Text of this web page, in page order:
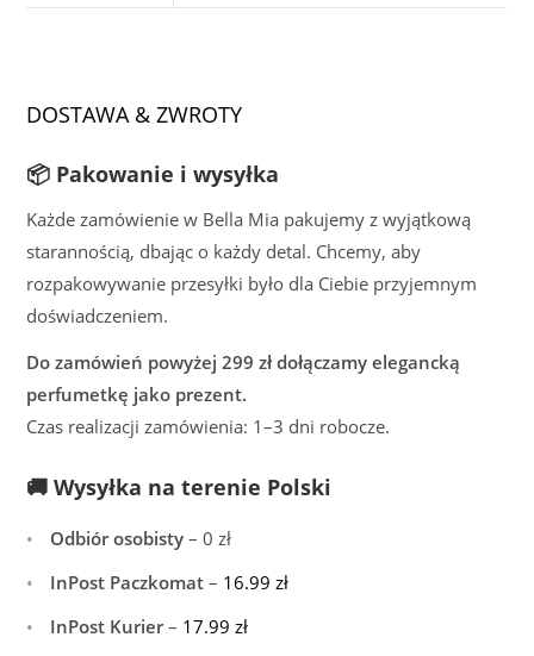
DOSTAWA & ZWROTY
📦 Pakowanie i wysyłka
Każde zamówienie w Bella Mia pakujemy z wyjątkową
starannością, dbając o każdy detal. Chcemy, aby
rozpakowywanie przesyłki było dla Ciebie przyjemnym
doświadczeniem.
Do zamówień powyżej 299 zł dołączamy elegancką
perfumetkę jako prezent.
Czas realizacji zamówienia: 1–3 dni robocze.
🚚 Wysyłka na terenie Polski
Odbiór osobisty – 0 zł
InPost Paczkomat – 16.99zł
InPost Kurier– 17.99zł